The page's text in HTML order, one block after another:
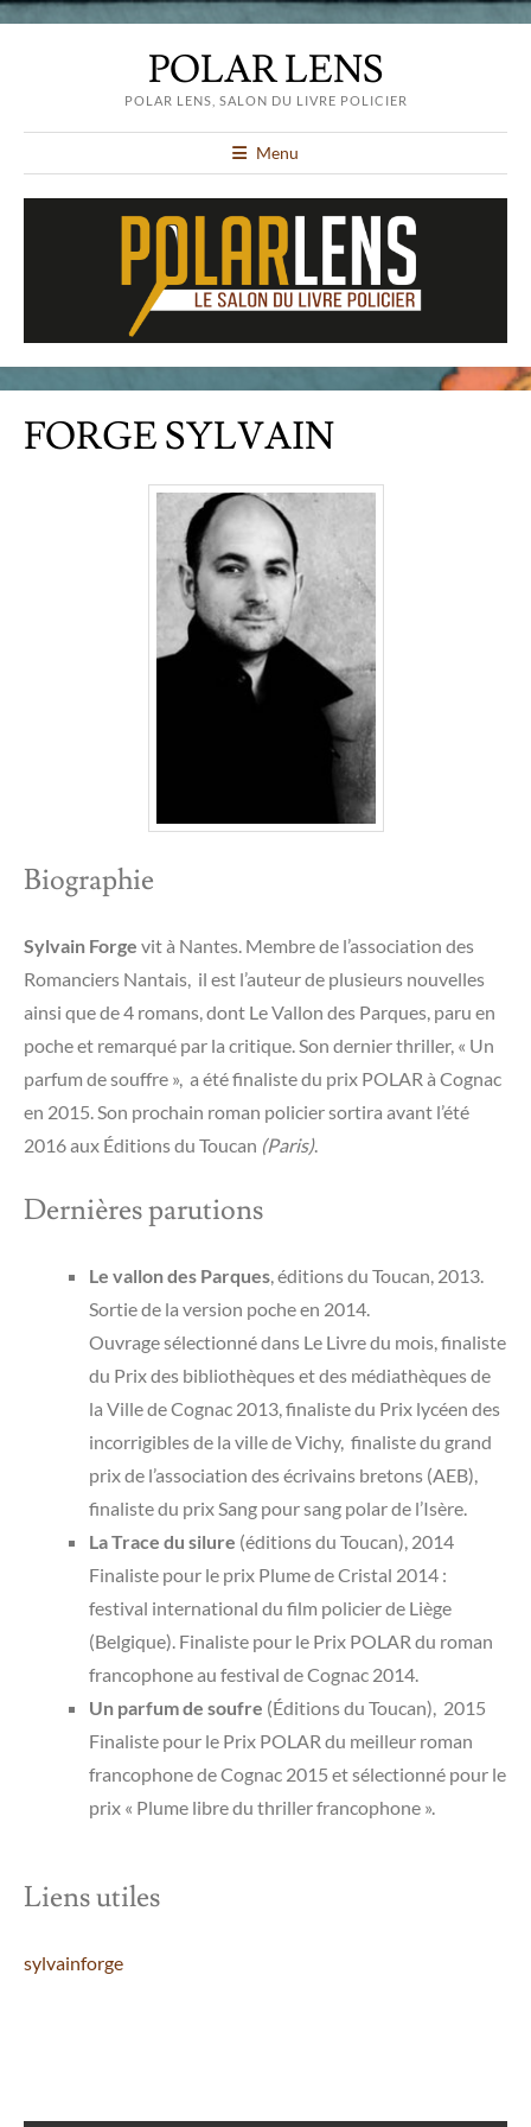
POLAR LENS
POLAR LENS, SALON DU LIVRE POLICIER
Menu
FORGE SYLVAIN
Biographie
Sylvain Forge vit à Nantes. Membre de l’association des
Romanciers Nantais, il est l’auteur de plusieurs nouvelles
ainsi que de 4 romans, dont Le Vallon des Parques, paru en
poche et remarqué par la critique. Son dernier thriller, « Un
parfum de souffre », a été finaliste du prix POLAR à Cognac
en 2015. Son prochain roman policier sortira avant l’été
2016 aux Éditions du Toucan (Paris).
Dernières parutions
Le vallon des Parques, éditions du Toucan, 2013.
Sortie de la version poche en 2014.
Ouvrage sélectionné dans Le Livre du mois, finaliste
du Prix des bibliothèques et des médiathèques de
la Ville de Cognac 2013, finaliste du Prix lycéen des
incorrigibles de la ville de Vichy, finaliste du grand
prix de l’association des écrivains bretons (AEB),
finaliste du prix Sang pour sang polar de l’Isère.
La Trace du silure (éditions du Toucan), 2014
Finaliste pour le prix Plume de Cristal 2014 :
festival international du film policier de Liège
(Belgique). Finaliste pour le Prix POLAR du roman
francophone au festival de Cognac 2014.
Un parfum de soufre (Éditions du Toucan), 2015
Finaliste pour le Prix POLAR du meilleur roman
francophone de Cognac 2015 et sélectionné pour le
prix « Plume libre du thriller francophone ».
Liens utiles
sylvainforge